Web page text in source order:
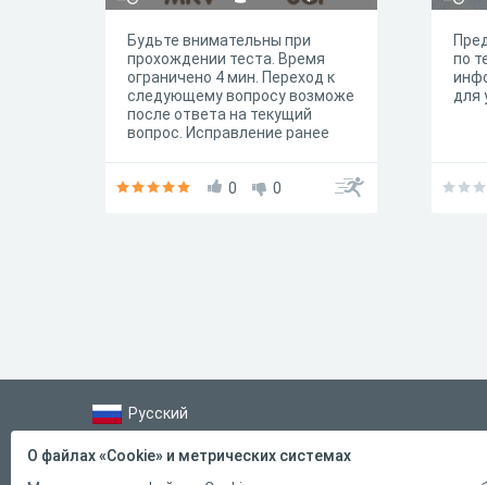
Будьте внимательны при
прохождении теста. Время
ограничено 4 мин. Переход к
следующему вопросу возможе
после ответа на текущий
вопрос. Исправление ранее
0
0
по
для
Русский
Справка
О файлах «Cookie» и метрических системах